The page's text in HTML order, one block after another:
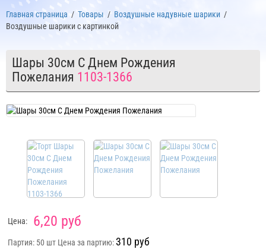
Главная страница / Товары / Воздушные надувные шарики /
Воздушные шарики с картинкой
Шары 30см С Днем Рождения
Пожелания 1103-1366
Цена: 6,20 руб
Партия: 50 шт Цена за партию: 310 руб